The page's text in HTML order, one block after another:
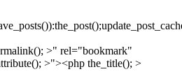
>" rel="bookmark"
>"><php the_title(); >